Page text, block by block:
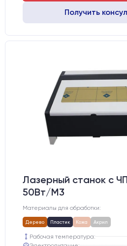
Получить
Лазерный станок c
50Вт/М3
Материалы для обработки:
Дерево Пластик Кожа Акрил
Рабочая температура: